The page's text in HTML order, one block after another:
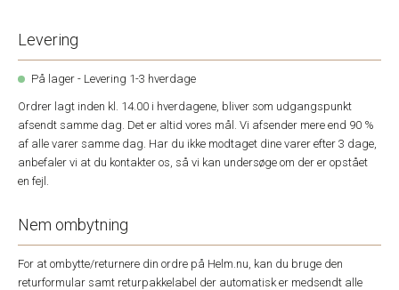
Levering
På lager - Levering 1-3 hverdage
Ordrer lagt inden kl. 14.00 i hverdagene, bliver som udgangspunkt
afsendt samme dag. Det er altid vores mål. Vi afsender mere end 90 %
af alle varer samme dag. Har du ikke modtaget dine varer efter 3 dage,
anbefaler vi at du kontakter os, så vi kan undersøge om der er opstået
en fejl.
Nem ombytning
For at ombytte/returnere din ordre på Helm.nu, kan du bruge den
returformular samt returpakkelabel der automatisk er medsendt alle